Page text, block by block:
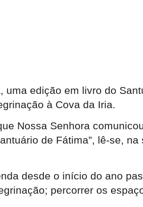
edição em livro do
à Cova da Iria.
Nossa Senhora
de Fátima”, lê-se,
desde o início do ano
percorrer os